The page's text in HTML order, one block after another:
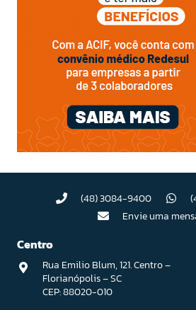
(48) 3084-9400
Envie uma
Centro
Rua Emilio Blum, 121. Centro –
Florianópolis – SC
CEP: 88020-010